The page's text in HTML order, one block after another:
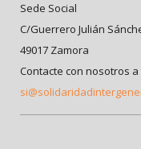
Sede Social
C/Guerrero Julián
49017 Zamora
Contacte con nosotros